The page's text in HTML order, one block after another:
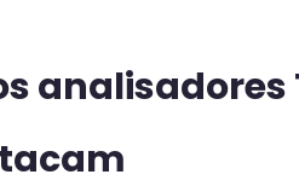
analisadores